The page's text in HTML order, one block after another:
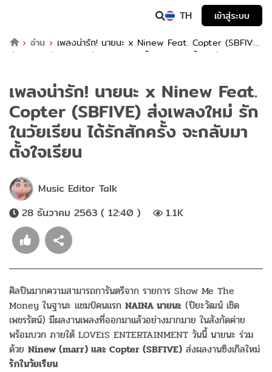
TH
เข้าสู่ระบบ
อ่าน
เพลงน่ารัก! นายนะ x Ninew Feat. Copter (SBFIVE)
ส่งเพลงใหม่ รักในวัยเรียน ได้รักสักครั้ง จะกลับมาตั้งใจเรียน
เพลงน่ารัก! นายนะ x Ninew Feat.
Copter (SBFIVE) ส่งเพลงใหม่ รัก
ในวัยเรียน ได้รักสักครั้ง จะกลับมา
ตั้งใจเรียน
Music Editor Talk
28 ธันวาคม 2563 ( 12:40 )
1.1K
ศิลปินมากความสามารถการันตรีจาก รายการ Show Me The
Money ในฐานะ แชมป์คนแรก NAINA นายนะ (ปิยะวัฒน์ เชิด
เพชรรัตน์) มีผลงานเพลงที่ออกมาแล้วอย่างมากมาย ในสังกัดค่าย
พร้อมบวก ภายใต้ LOVEiS ENTERTAINMENT วันนี้ นายนะ ร่วม
ด้วย Ninew (marr) และ Copter (SBFIVE) ส่งผลงานซิงเกิลใหม่
รักในวัยเรียน